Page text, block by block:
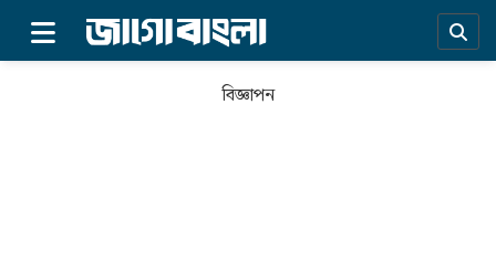
বিজ্ঞাপন